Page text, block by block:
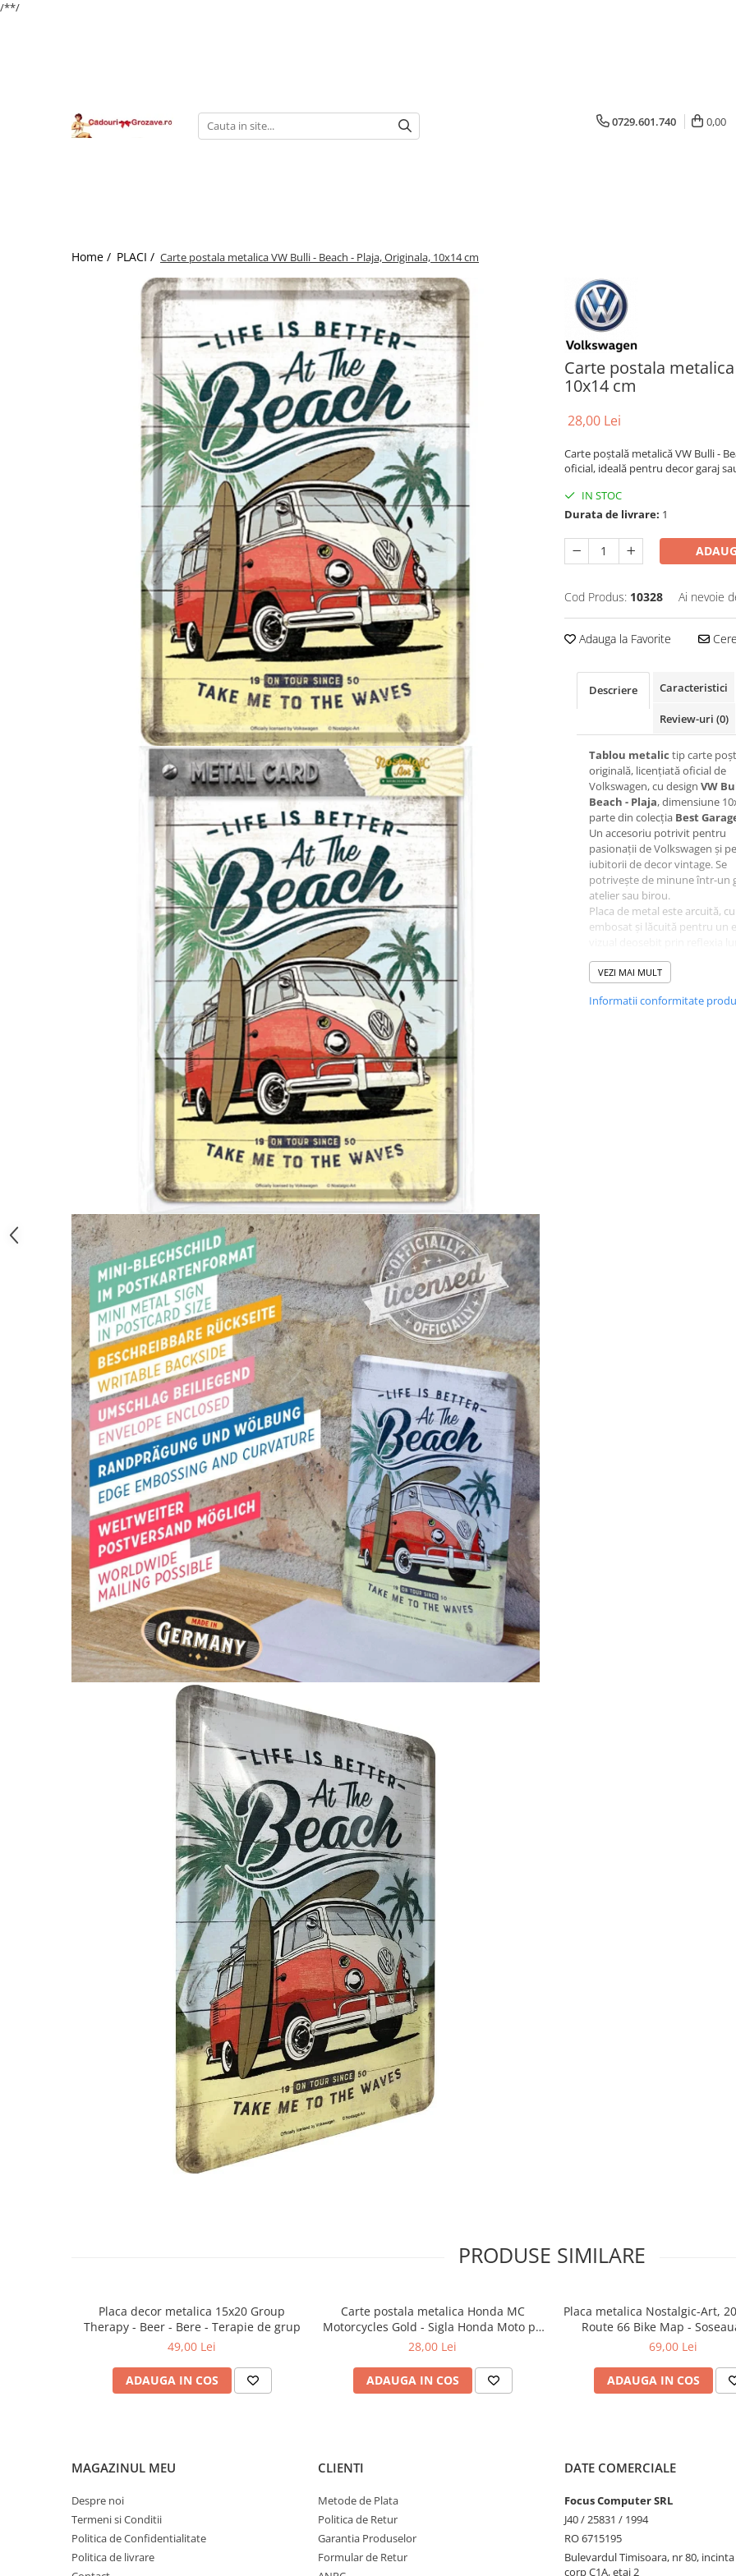
/**/
0729.601.740 0,00
Home / PLACI / Carte postala metalica VW Bulli - Beach - Plaja, Originala, 10x14 cm
Carte postala
10x14 cm
28,00 Lei
Carte poștală metalică VW Bulli -
oficial, ideală pentru decor garaj
IN STOC
Durata de livrare: 1
Cod Produs: 10328 Ai nevoie
Adauga la Favorite
Descriere Caracteristici
Review-uri (0)
Tablou metalic tip carte
originală, licențiată oficial de
Volkswagen, cu design VW
Beach - Plaja, dimensiune
parte din colecția Best
Un accesoriu potrivit pentru
pasionații de Volkswagen și
iubitorii de decor vintage. Se
potrivește de minune într-un
atelier sau birou.
Placa de metal este arcuită,
embosat și lăcuită pentru un
Spatele este căptușit cu hârtie,
poți adăuga un mesaj alături de
colțurile rotunjite, este
VEZI MAI MULT
Informatii conformitate
PRODUSE SIMILARE
Placa decor metalica 15x20 Group
Therapy - Beer - Bere - Terapie de grup
49,00 Lei
ADAUGA IN COS
Carte postala metalica Honda MC
Motorcycles Gold - Sigla Honda Moto pe
auriu, Originala, 10x14 cm
28,00 Lei
ADAUGA IN COS
Placa metalica Nostalgic-Art,
Route 66 Bike Map -
Motocicleta si Harta
69,00 Lei
ADAUGA IN COS
MAGAZINUL MEU
Despre noi
Termeni si Conditii
Politica de Confidentialitate
Politica de livrare
CLIENTI
Metode de Plata
Politica de Retur
Garantia Produselor
Formular de Retur
DATE COMERCIALE
Focus Computer SRL
J40 / 25831 / 1994
RO 6715195
Bulevardul Timisoara, nr 80,
corp C1A, etaj 2